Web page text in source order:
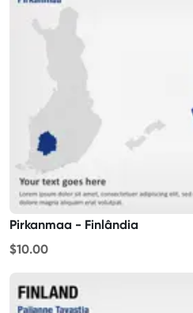
Pirkanmaa - Finlândia
$10.00